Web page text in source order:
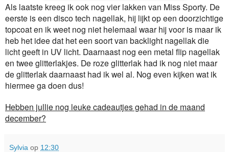
Als laatste kreeg ik ook nog vier lakken van Miss Sporty. De
eerste is een disco tech nagellak, hij lijkt op een doorzichtige
topcoat en ik weet nog niet helemaal waar hij voor is maar ik
heb het idee dat het een soort van backlight nagellak die
licht geeft in UV licht. Daarnaast nog een metal flip nagellak
en twee glitterlakjes. De roze glitterlak had ik nog niet maar
de glitterlak daarnaast had ik wel al. Nog even kijken wat ik
hiermee ga doen dus!
Hebben jullie nog leuke cadeautjes gehad in de maand
december?
Sylvia op 12:30